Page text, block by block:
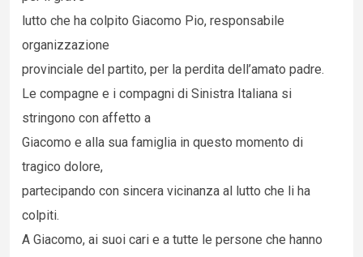
lutto che ha colpito Giacomo Pio, responsabile
organizzazione
provinciale del partito, per la perdita dell’amato padre.
Le compagne e i compagni di Sinistra Italiana si
stringono con affetto a
Giacomo e alla sua famiglia in questo momento di
tragico dolore,
partecipando con sincera vicinanza al lutto che li ha
colpiti.
A Giacomo, ai suoi cari e a tutte le persone che hanno